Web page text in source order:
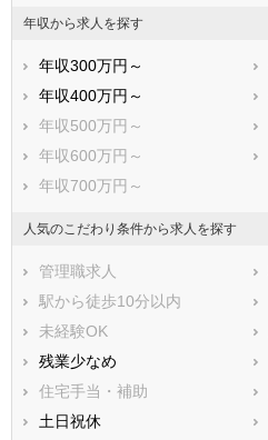
年収から求人を探す
年収300万円～
年収400万円～
年収500万円～
年収600万円～
年収700万円～
人気のこだわり条件から求人を探す
管理職求人
駅から徒歩10分以内
未経験OK
残業少なめ
住宅手当・補助
土日祝休